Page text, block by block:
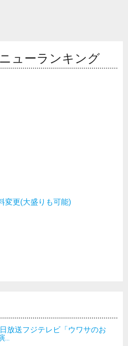
ューランキング
変更(大盛りも可能)
放送フジテレビ「ウワサのお
...